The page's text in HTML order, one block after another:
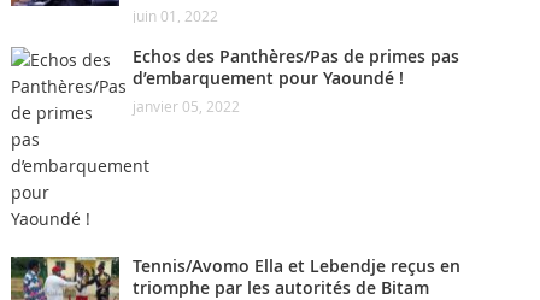
juin 01, 2022
Echos des Panthères/Pas de primes pas
d’embarquement pour Yaoundé !
janvier 05, 2022
Tennis/Avomo Ella et Lebendje reçus en
triomphe par les autorités de Bitam